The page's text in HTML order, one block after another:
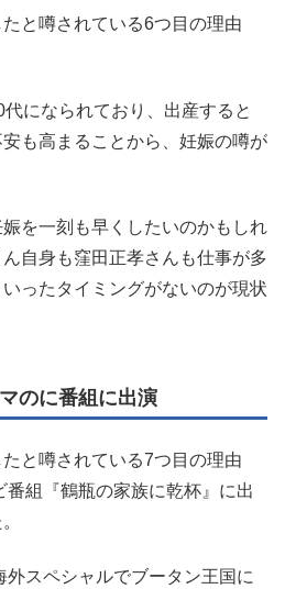
と噂されている6つ目の理由
になられており、出産すると
も高まることから、妊娠の噂が
を一刻も早くしたいのかもしれ
自身も窪田正孝さんも仕事が多
ったタイミングがないのが現状
のに番組に出演
と噂されている7つ目の理由
組『鶴瓶の家族に乾杯』に出
スペシャルでブータン王国に